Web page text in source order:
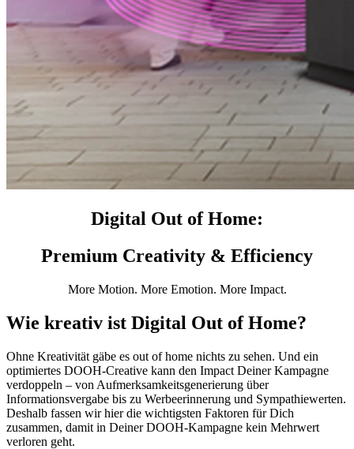
Digital Out of Home:
Premium Creativity & Efficiency
More Motion. More Emotion. More Impact.
Wie kreativ ist Digital Out of Home?
Ohne Kreativität gäbe es out of home nichts zu sehen. Und ein
optimiertes DOOH-Creative kann den Impact Deiner Kampagne
verdoppeln – von Aufmerksamkeitsgenerierung über
Informationsvergabe bis zu Werbeerinnerung und Sympathiewerten.
Deshalb fassen wir hier die wichtigsten Faktoren für Dich
zusammen, damit in Deiner DOOH-Kampagne kein Mehrwert
verloren geht.